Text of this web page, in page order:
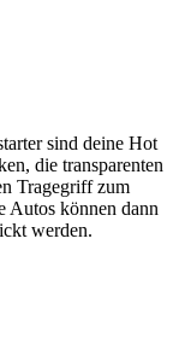
sind deine Hot
die transparenten
Tragegriff zum
Autos können dann
werden.